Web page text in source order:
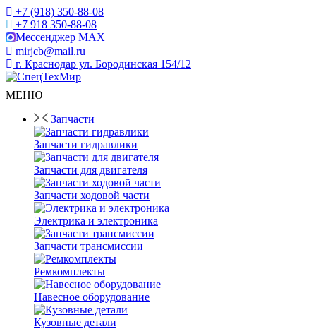
+7 (918) 350-88-08
+7 918 350-88-08
Мессенджер MAX
mirjcb@mail.ru
г. Краснодар ул. Бородинская 154/12
МЕНЮ
Запчасти
Запчасти гидравлики
Запчасти для двигателя
Запчасти ходовой части
Электрика и электроника
Запчасти трансмиссии
Ремкомплекты
Навесное оборудование
Кузовные детали